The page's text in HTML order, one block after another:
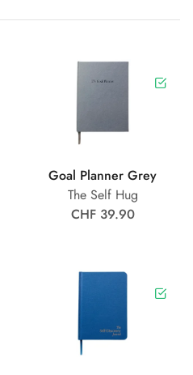
Goal Planner Grey
The Self Hug
CHF 39.90